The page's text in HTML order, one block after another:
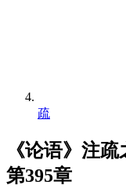
疏
《论语》注
第395章